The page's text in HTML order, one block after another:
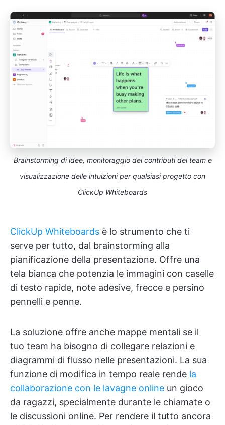
Brainstorming di idee, monitoraggio dei contributi del team e
visualizzazione delle intuizioni per qualsiasi progetto con
ClickUp Whiteboards
ClickUp Whiteboards è lo strumento che ti
serve per tutto, dal brainstorming alla
pianificazione della presentazione. Offre una
tela bianca che potenzia le immagini con caselle
di testo rapide, note adesive, frecce e persino
pennelli e penne.
La soluzione offre anche mappe mentali se il
tuo team ha bisogno di collegare relazioni e
diagrammi di flusso nelle presentazioni. La sua
funzione di modifica in tempo reale rende la
collaborazione con le lavagne online un gioco
da ragazzi, specialmente durante le chiamate o
le discussioni online. Per rendere il tutto ancora